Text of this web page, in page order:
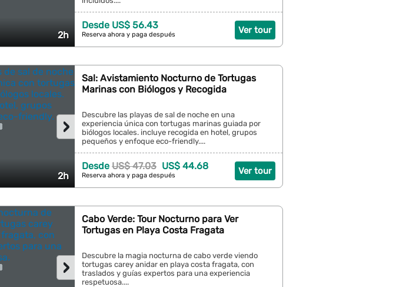
2h Ver tour
Desde US$ 56.43
Reserva ahora y paga después
2h
›
Sal: Avistamiento Nocturno de Tortugas
Marinas con Biólogos y Recogida
Descubre las playas de sal de noche en una
experiencia única con tortugas marinas guiada por
biólogos locales. incluye recogida en hotel, grupos
pequeños y enfoque eco-friendly....
Ver tour
Desde US$ 47.03 US$ 44.68
Reserva ahora y paga después
›
Cabo Verde: Tour Nocturno para Ver
Tortugas en Playa Costa Fragata
Descubre la magia nocturna de cabo verde viendo
tortugas carey anidar en playa costa fragata, con
traslados y guías expertos para una experiencia
respetuosa....